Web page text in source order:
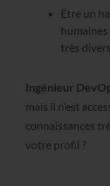
Être un
très divers.
Ingénieur
mais il n’est
connaissances
votre profil ?